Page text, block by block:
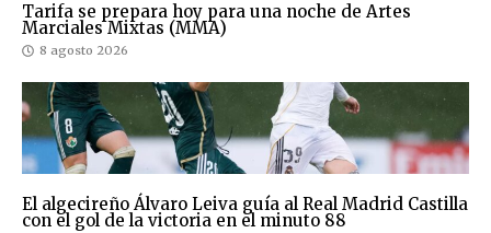
Tarifa se prepara hoy para una noche de Artes
Marciales Mixtas (MMA)
8 agosto 2026
El algecireño Álvaro Leiva guía al Real Madrid Castilla
con el gol de la victoria en el minuto 88